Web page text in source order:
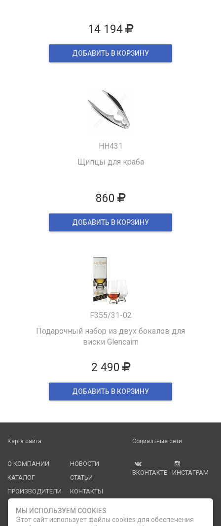
14 194
ДОБАВИТЬ В КОРЗИНУ
HH431
Щипцы для краба
860
ДОБАВИТЬ В КОРЗИНУ
F355/31-02
Подарочный набор из двух бокалов для
виски Glencairn
2 490
ДОБАВИТЬ В КОРЗИНУ
Карта сайта
О КОМПАНИИ
КАТАЛОГ
ПРОИЗВОДИТЕЛИ
НОВОСТИ
СТАТЬИ
КОНТАКТЫ
ОПЛАТА И
Социальные сети
ВКОНТАКТЕ ИНСТАГРАМ
МЫ ИСПОЛЬЗУЕМ COOKIES
Этот сайт использует файлы cookies для обеспечения